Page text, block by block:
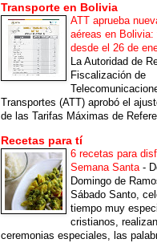
Transporte en Bolivia
ATT aprueba
aéreas en Bolivia:
desde el 26 de
La Autoridad de
Fiscalización de
Transportes (ATT) aprobó el
de las Tarifas Máximas de
Recetas para tí
6 recetas para
Semana Santa -
Domingo de
Sábado Santo,
tiempo muy
cristianos,
ceremonias especiales, las